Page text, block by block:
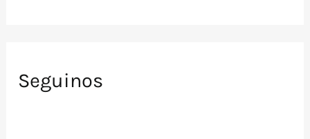
Seguinos